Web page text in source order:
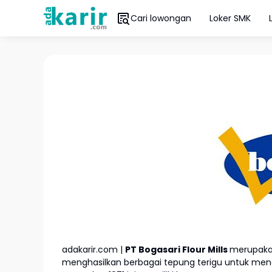
Cari lowongan Loker SMK
adakarir.com | PT Bogasari Flour Mills
menghasilkan berbagai tepung terigu untuk